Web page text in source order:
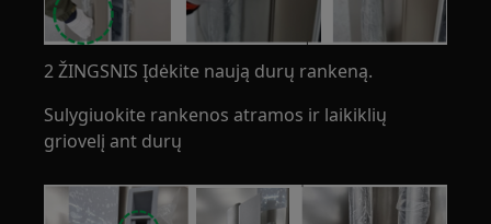
2 ŽINGSNIS Įdėkite naują durų rankeną.
Sulygiuokite rankenos atramos ir laikiklių
griovelį ant durų